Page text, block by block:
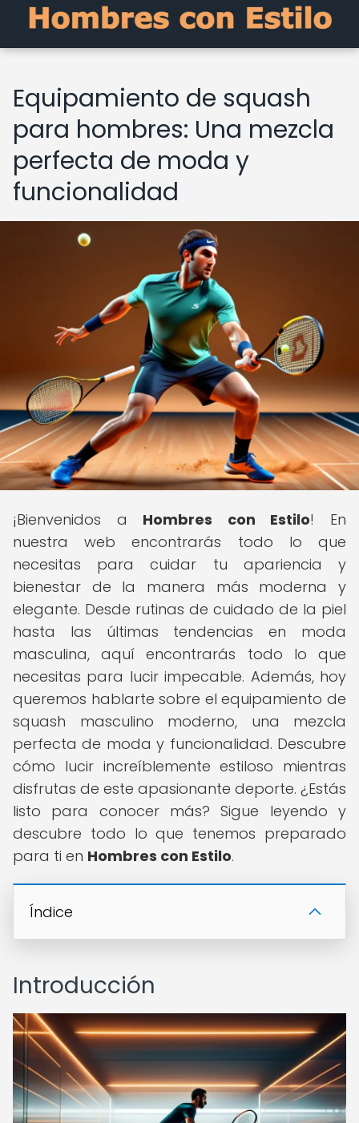
Equipamiento de squash
para hombres: Una mezcla
perfecta de moda y
funcionalidad
¡Bienvenidos a Hombres con Estilo! En
nuestra web encontrarás todo lo que
necesitas para cuidar tu apariencia y
bienestar de la manera más moderna y
elegante. Desde rutinas de cuidado de la piel
hasta las últimas tendencias en moda
masculina, aquí encontrarás todo lo que
necesitas para lucir impecable. Además, hoy
queremos hablarte sobre el equipamiento de
squash masculino moderno, una mezcla
perfecta de moda y funcionalidad. Descubre
cómo lucir increíblemente estiloso mientras
disfrutas de este apasionante deporte. ¿Estás
listo para conocer más? Sigue leyendo y
descubre todo lo que tenemos preparado
para ti en Hombres con Estilo.
Índice
Introducción